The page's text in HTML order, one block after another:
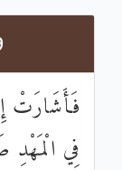
فَأَشَارَتْ
فِي الْمَهْدِ